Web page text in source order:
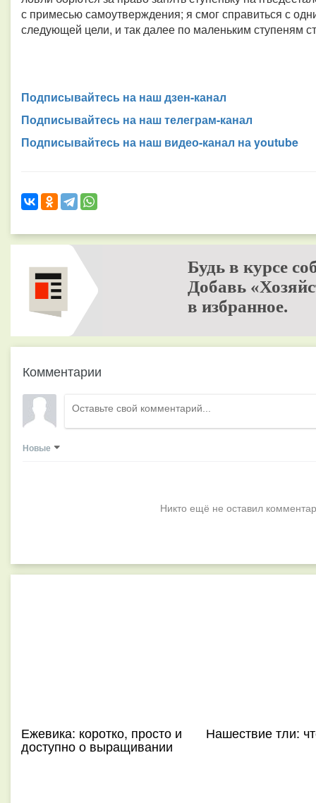
с примесью самоутверждения; я смог справиться с
следующей цели, и так далее по маленьким ступеням
Подписывайтесь на наш дзен-канал
Подписывайтесь на наш телеграм-канал
Подписывайтесь на наш видео-канал на youtube
Будь в курсе
Добавь
в избранное.
Комментарии
Новые
Никто ещё не оставил
Ежевика: коротко, просто и
доступно о выращивании
Нашествие тли: